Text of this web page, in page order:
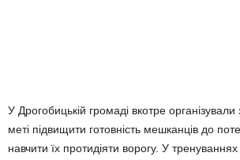
У Дрогобицькій громаді вкотре
меті підвищити готовність мешканців до
навчити їх протидіяти ворогу. У